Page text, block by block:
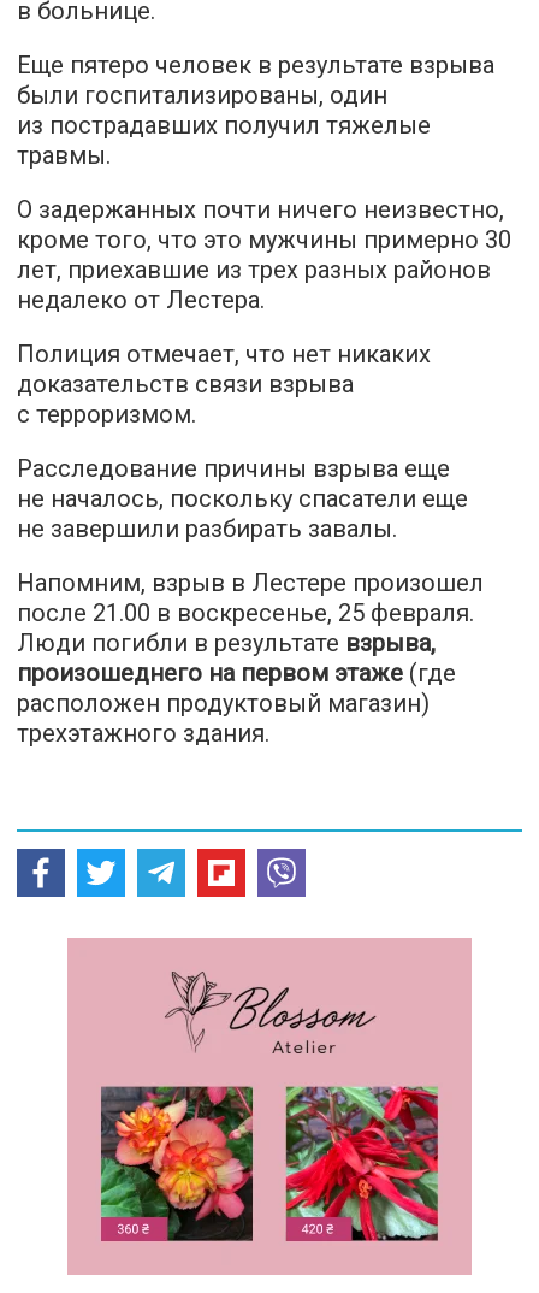
в больнице.
Еще пятеро человек в результате взрыва
были госпитализированы, один
из пострадавших получил тяжелые
травмы.
О задержанных почти ничего неизвестно,
кроме того, что это мужчины примерно 30
лет, приехавшие из трех разных районов
недалеко от Лестера.
Полиция отмечает, что нет никаких
доказательств связи взрыва
с терроризмом.
Расследование причины взрыва еще
не началось, поскольку спасатели еще
не завершили разбирать завалы.
Напомним, взрыв в Лестере произошел
после 21.00 в воскресенье, 25 февраля.
Люди погибли в результате взрыва,
произошеднего на первом этаже (где
расположен продуктовый магазин)
трехэтажного здания.